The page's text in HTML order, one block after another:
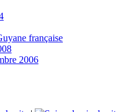
française
2006